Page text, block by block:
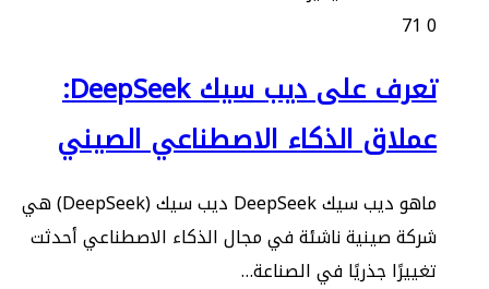
0
تعرف على ديب سيك DeepSeek:
عملاق الذكاء الاصطناعي الصيني
ماهو ديب سيك DeepSeek ديب سيك (DeepSeek) هي
شركة صينية ناشئة في مجال الذكاء الاصطناعي أحدثت
تغييرًا جذريًا في الصناعة…